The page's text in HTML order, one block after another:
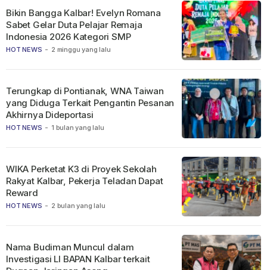
HOT NEWS - 2 minggu yang lalu
Bikin Bangga Kalbar! Evelyn Romana
Sabet Gelar Duta Pelajar Remaja
Indonesia 2026 Kategori SMP
HOT NEWS - 1 bulan yang lalu
Terungkap di Pontianak, WNA Taiwan
yang Diduga Terkait Pengantin Pesanan
Akhirnya Dideportasi
HOT NEWS - 2 bulan yang lalu
WIKA Perketat K3 di Proyek Sekolah
Rakyat Kalbar, Pekerja Teladan Dapat
Reward
Nama Budiman Muncul dalam
Investigasi LI BAPAN Kalbar terkait